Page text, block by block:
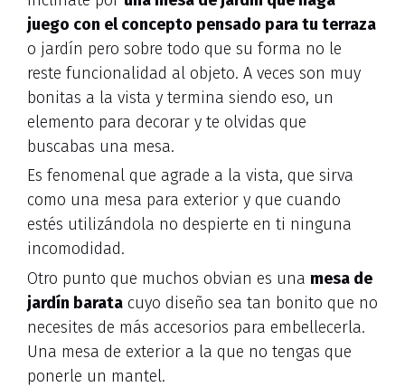
juego con el concepto pensado para tu terraza
o jardín pero sobre todo que su forma no le
reste funcionalidad al objeto. A veces son muy
bonitas a la vista y termina siendo eso, un
elemento para decorar y te olvidas que
buscabas una mesa.
Es fenomenal que agrade a la vista, que sirva
como una mesa para exterior y que cuando
estés utilizándola no despierte en ti ninguna
incomodidad.
Otro punto que muchos obvian es una mesa de
jardín barata cuyo diseño sea tan bonito que no
necesites de más accesorios para embellecerla.
Una mesa de exterior a la que no tengas que
ponerle un mantel.